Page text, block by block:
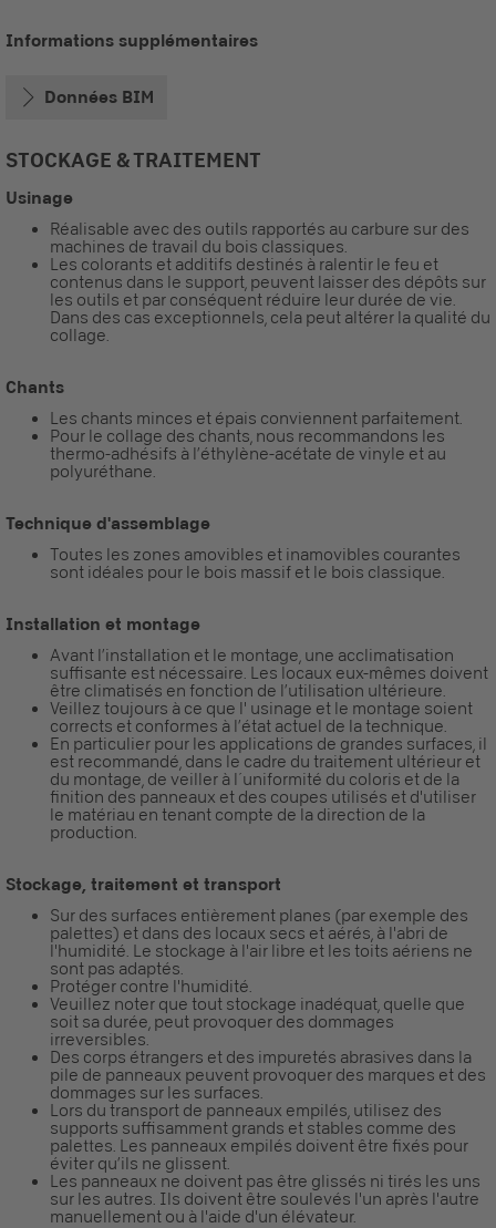
Informations supplémentaires
Données BIM
STOCKAGE & TRAITEMENT
Usinage
Réalisable avec des outils rapportés au carbure sur des
machines de travail du bois classiques.
Les colorants et additifs destinés à ralentir le feu et
contenus dans le support, peuvent laisser des dépôts sur
les outils et par conséquent réduire leur durée de vie.
Dans des cas exceptionnels, cela peut altérer la qualité du
collage.
Chants
Les chants minces et épais conviennent parfaitement.
Pour le collage des chants, nous recommandons les
thermo-adhésifs à l’éthylène-acétate de vinyle et au
polyuréthane.
Technique d'assemblage
Toutes les zones amovibles et inamovibles courantes
sont idéales pour le bois massif et le bois classique.
Installation et montage
Avant l’installation et le montage, une acclimatisation
suffisante est nécessaire. Les locaux eux-mêmes doivent
être climatisés en fonction de l’utilisation ultérieure.
Veillez toujours à ce que l' usinage et le montage soient
corrects et conformes à l’état actuel de la technique.
En particulier pour les applications de grandes surfaces, il
est recommandé, dans le cadre du traitement ultérieur et
du montage, de veiller à l´uniformité du coloris et de la
finition des panneaux et des coupes utilisés et d'utiliser
le matériau en tenant compte de la direction de la
production.
Stockage, traitement et transport
Sur des surfaces entièrement planes (par exemple des
palettes) et dans des locaux secs et aérés, à l'abri de
l'humidité. Le stockage à l'air libre et les toits aériens ne
sont pas adaptés.
Protéger contre l'humidité.
Veuillez noter que tout stockage inadéquat, quelle que
soit sa durée, peut provoquer des dommages
irreversibles.
Des corps étrangers et des impuretés abrasives dans la
pile de panneaux peuvent provoquer des marques et des
dommages sur les surfaces.
Lors du transport de panneaux empilés, utilisez des
supports suffisamment grands et stables comme des
palettes. Les panneaux empilés doivent être fixés pour
éviter qu’ils ne glissent.
Les panneaux ne doivent pas être glissés ni tirés les uns
sur les autres. Ils doivent être soulevés l'un après l'autre
manuellement ou à l'aide d'un élévateur.